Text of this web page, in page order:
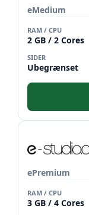
eMedium
RAM / CPU
2 GB / 2 Cores
SIDER
Ubegrænset
ePremium
RAM / CPU
3 GB / 4 Cores